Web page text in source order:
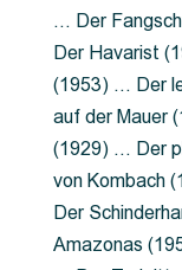
… Der
Der Havarist
(1953) … Der
auf der Mauer
(1929) … Der
von Kombach
Der
Amazonas